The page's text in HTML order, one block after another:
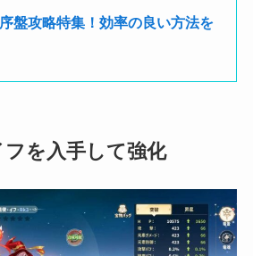
盤攻略特集！効率の良い方法を
フを入手して強化